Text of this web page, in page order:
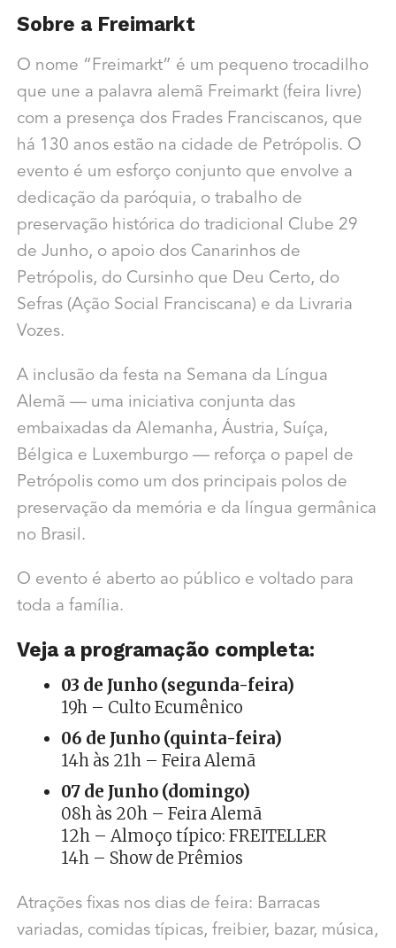
Sobre a Freimarkt
O nome “Freimarkt” é um pequeno trocadilho
que une a palavra alemã Freimarkt (feira livre)
com a presença dos Frades Franciscanos, que
há 130 anos estão na cidade de Petrópolis. O
evento é um esforço conjunto que envolve a
dedicação da paróquia, o trabalho de
preservação histórica do tradicional Clube 29
de Junho, o apoio dos Canarinhos de
Petrópolis, do Cursinho que Deu Certo, do
Sefras (Ação Social Franciscana) e da Livraria
Vozes.
A inclusão da festa na Semana da Língua
Alemã — uma iniciativa conjunta das
embaixadas da Alemanha, Áustria, Suíça,
Bélgica e Luxemburgo — reforça o papel de
Petrópolis como um dos principais polos de
preservação da memória e da língua germânica
no Brasil.
O evento é aberto ao público e voltado para
toda a família.
Veja a programação completa:
03 de Junho (segunda-feira)
19h – Culto Ecumênico
06 de Junho (quinta-feira)
14h às 21h – Feira Alemã
07 de Junho (domingo)
08h às 20h – Feira Alemã
12h – Almoço típico: FREITELLER
14h – Show de Prêmios
Atrações fixas nos dias de feira: Barracas
variadas, comidas típicas, freibier, bazar, música,